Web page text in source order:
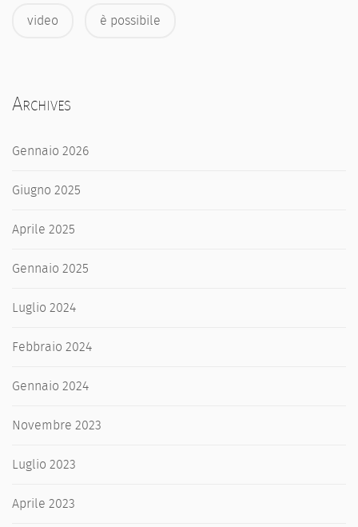
video è possibile
Archives
Gennaio 2026
Giugno 2025
Aprile 2025
Gennaio 2025
Luglio 2024
Febbraio 2024
Gennaio 2024
Novembre 2023
Luglio 2023
Aprile 2023